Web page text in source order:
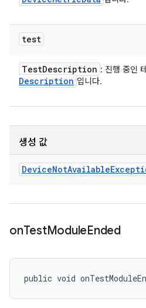
test
TestDescription : 진행 중인
Description 입니다.
생성 값
DeviceNotAvailable
onTestModuleEnded
public void